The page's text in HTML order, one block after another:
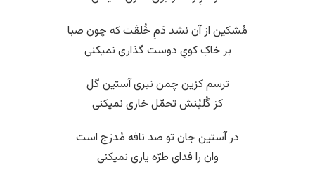
مُشکین از آن نشد دَمِ خُلقَت که چون صبا
بر خاکِ کویِ دوست گذاری نمیکنی
ترسم کزین چمن نبری آستین گل
کز گُلبُنش تحمّل خاری نمیکنی
در آستین جان تو صد نافه مُدرَج است
وان را فدای طرّه یاری نمیکنی